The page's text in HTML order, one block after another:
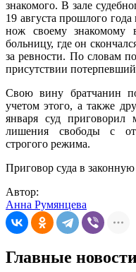
знакомого. В зале
19 августа прошлого
нож своему знакомому
больницу, где он
за ревности. По словам
присутствии
Свою вину братчанин
учетом этого, а также
января суд
лишения свободы с
строгого режима.
Приговор суда в
Автор:
Анна Румянцева
Главные